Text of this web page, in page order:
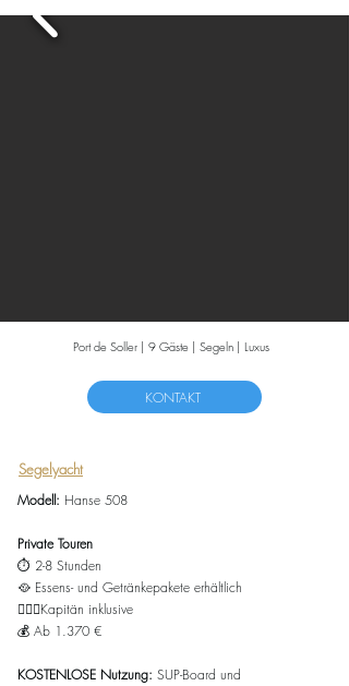
Port de Soller | 9 Gäste | Segeln | Luxus
KONTAKT
Segelyacht
Modell: Hanse 508
Private Touren
⏱️ 2-8 Stunden
🥘 Essens- und Getränkepakete erhältlich
👨🏻‍✈️Kapitän inklusive
💰 Ab 1.370 €
KOSTENLOSE Nutzung: SUP-Board und